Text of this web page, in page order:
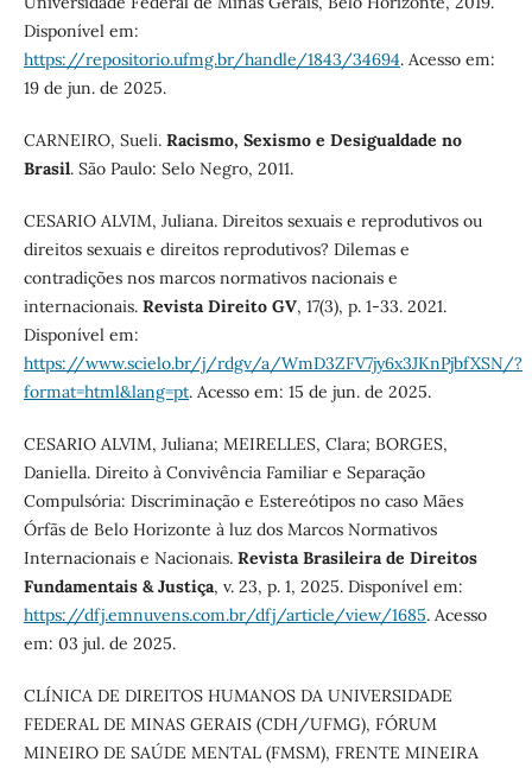
Disponível em:
https://repositorio.ufmg.br/handle/1843/34694. Acesso em:
19 de jun. de 2025.
CARNEIRO, Sueli. Racismo, Sexismo e Desigualdade no
Brasil. São Paulo: Selo Negro, 2011.
CESARIO ALVIM, Juliana. Direitos sexuais e reprodutivos ou
direitos sexuais e direitos reprodutivos? Dilemas e
contradições nos marcos normativos nacionais e
internacionais. Revista Direito GV, 17(3), p. 1-33. 2021.
Disponível em:
https://www.scielo.br/j/rdgv/a/WmD3ZFV7jy6x3JKnPjbfXSN/?
format=html&lang=pt. Acesso em: 15 de jun. de 2025.
CESARIO ALVIM, Juliana; MEIRELLES, Clara; BORGES,
Daniella. Direito à Convivência Familiar e Separação
Compulsória: Discriminação e Estereótipos no caso Mães
Órfãs de Belo Horizonte à luz dos Marcos Normativos
Internacionais e Nacionais. Revista Brasileira de Direitos
Fundamentais & Justiça, v. 23, p. 1, 2025. Disponível em:
https://dfj.emnuvens.com.br/dfj/article/view/1685. Acesso
em: 03 jul. de 2025.
CLÍNICA DE DIREITOS HUMANOS DA UNIVERSIDADE
FEDERAL DE MINAS GERAIS (CDH/UFMG), FÓRUM
MINEIRO DE SAÚDE MENTAL (FMSM), FRENTE MINEIRA